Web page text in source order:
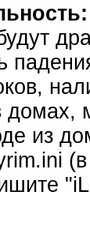
домах,
из
(в